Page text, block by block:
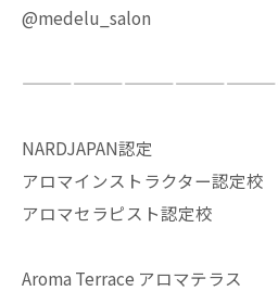
@medelu_salon
NARDJAPAN認定
アロマインストラクター認定校
アロマセラピスト認定校
Aroma Terrace アロマテラス